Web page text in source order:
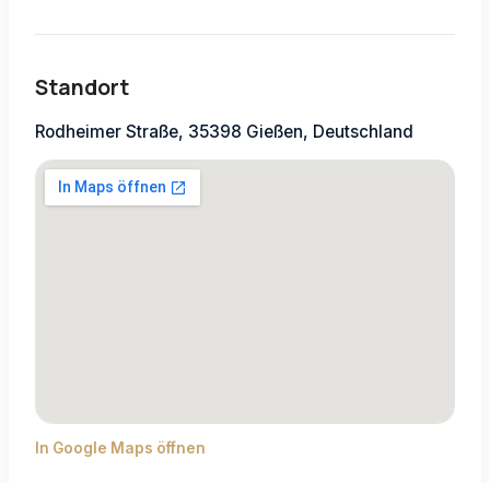
Standort
Rodheimer Straße, 35398 Gießen, Deutschland
In Google Maps öffnen